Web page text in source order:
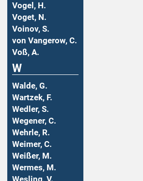
Vogel, H.
Voget, N.
Voinov, S.
von Vangerow, C.
Voß, A.
W
Walde, G.
Wartzek, F.
Wedler, S.
Wegener, C.
Wehrle, R.
Weimer, C.
Weißer, M.
Wermes, M.
Wesling, V.